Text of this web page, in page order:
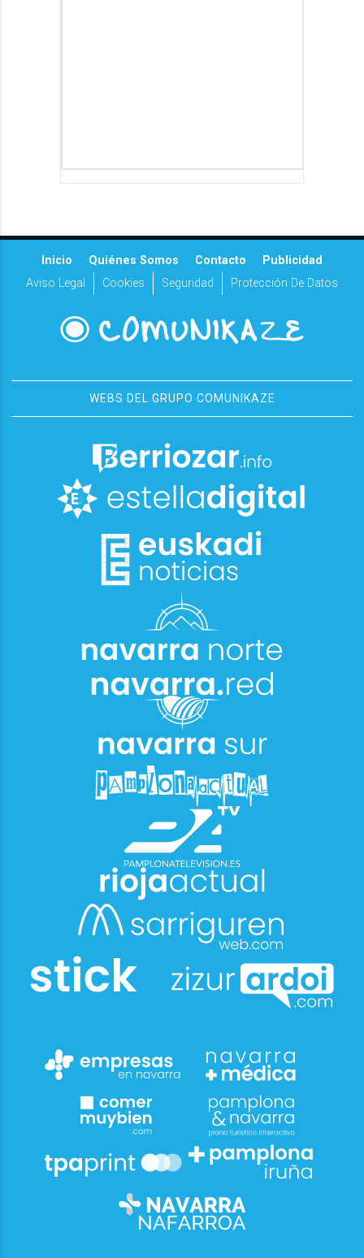
Inicio Quiénes Somos Contacto
Publicidad
Aviso Legal
Cookies Seguridad Protección De Datos
WEBS DEL GRUPO COMUNIKAZE